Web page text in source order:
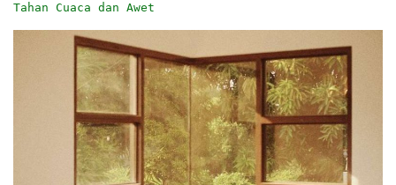
Tahan Cuaca dan Awet